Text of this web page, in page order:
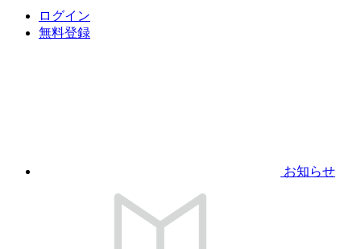
ログイン
無料登録
お知らせ